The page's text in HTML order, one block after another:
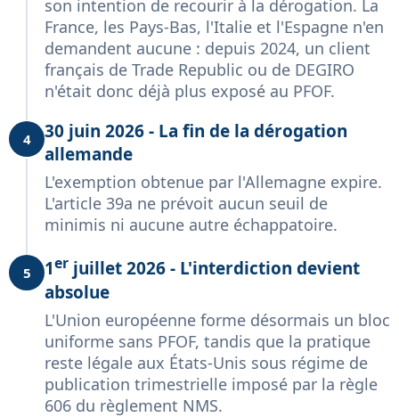
son intention de recourir à la dérogation. La
France, les Pays-Bas, l'Italie et l'Espagne n'en
demandent aucune : depuis 2024, un client
français de Trade Republic ou de DEGIRO
n'était donc déjà plus exposé au PFOF.
4
30 juin 2026 - La fin de la dérogation
allemande
L'exemption obtenue par l'Allemagne expire.
L'article 39a ne prévoit aucun seuil de
minimis ni aucune autre échappatoire.
5 1er juillet 2026 - L'interdiction devient
absolue
L'Union européenne forme désormais un bloc
uniforme sans PFOF, tandis que la pratique
reste légale aux États-Unis sous régime de
publication trimestrielle imposé par la règle
606 du règlement NMS.